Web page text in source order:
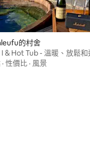
4.95 的平均評分（滿分 5
的村舍
& Hot Tub - 溫暖、放鬆和
· 性價比 · 風景